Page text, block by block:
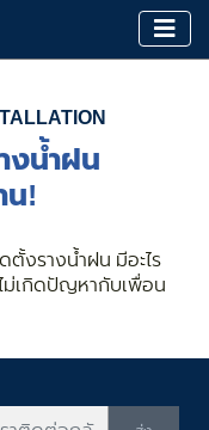
งน้ำฝน
น!
ตั้งรางน้ำฝน มีอะไร
ม่เกิดปัญหากับเพื่อน